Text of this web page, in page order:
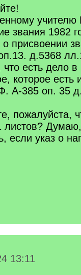
звания 1982
о присвоении
д.5368
что есть дело
которое есть
А-385 оп. 35
пожалуйста,
листов?
если указ о
13:11